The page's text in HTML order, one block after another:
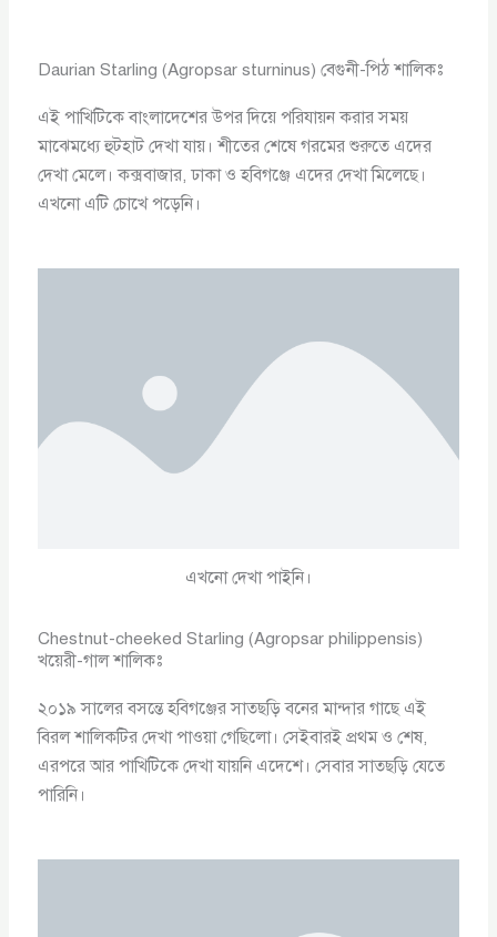
Daurian Starling (Agropsar sturninus) বেগুনী-পিঠ শালিকঃ
এই পাখিটিকে বাংলাদেশের উপর দিয়ে পরিযায়ন করার সময়
মাঝেমধ্যে হুটহাট দেখা যায়। শীতের শেষে গরমের শুরুতে এদের
দেখা মেলে। কক্সবাজার, ঢাকা ও হবিগঞ্জে এদের দেখা মিলেছে।
এখনো এটি চোখে পড়েনি।
এখনো দেখা পাইনি।
Chestnut-cheeked Starling (Agropsar philippensis)
খয়েরী-গাল শালিকঃ
২০১৯ সালের বসন্তে হবিগঞ্জের সাতছড়ি বনের মান্দার গাছে এই
বিরল শালিকটির দেখা পাওয়া গেছিলো। সেইবারই প্রথম ও শেষ,
এরপরে আর পাখিটিকে দেখা যায়নি এদেশে। সেবার সাতছড়ি যেতে
পারিনি।